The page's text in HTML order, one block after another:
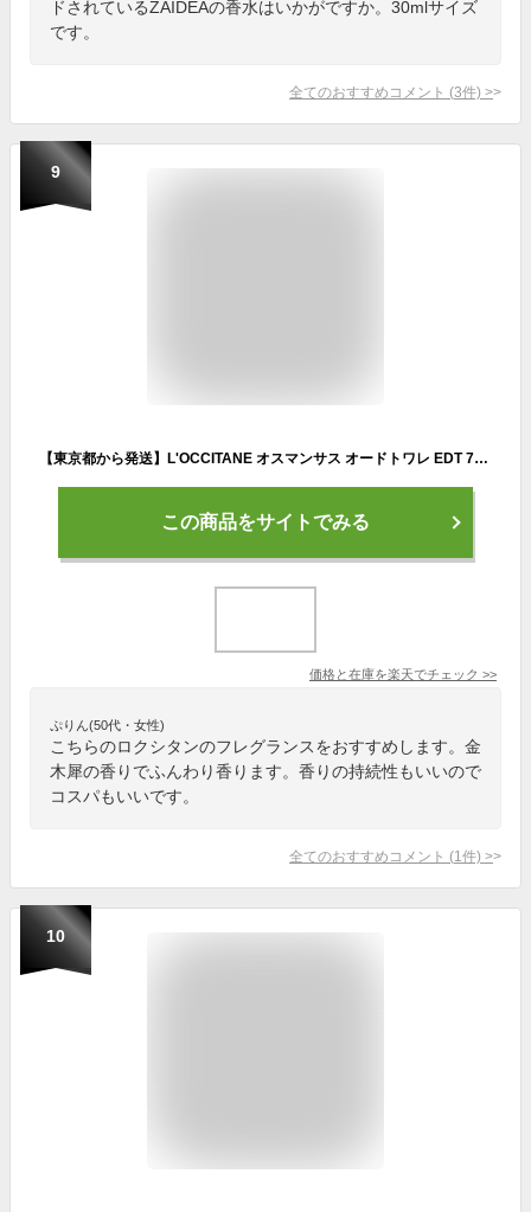
ドされているZAIDEAの香水はいかがですか。30mlサイズ
です。
全てのおすすめコメント (3件) >
9
【東京都から発送】L'OCCITANE オスマンサス オードトワレ EDT 75ml [ロクシタン 金木犀 キンモクセイ オレンジ フルーティ ふりむかれ香水 フレグランス 女性 レディース ウィメンズ BEAUTYBUZZ対象店舗 20代限定]
この商品をサイトでみる
価格と在庫を楽天でチェック >>
ぷりん(50代・女性)
こちらのロクシタンのフレグランスをおすすめします。金
木犀の香りでふんわり香ります。香りの持続性もいいので
コスパもいいです。
全てのおすすめコメント (1 件) >
10